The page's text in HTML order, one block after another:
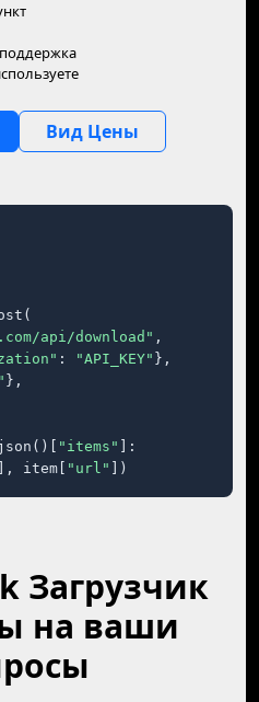
Вид Цены
api/download" ,
: "API_KEY" },
},
"items"
]:
], item[ "url" ])
Загрузчик
на ваши